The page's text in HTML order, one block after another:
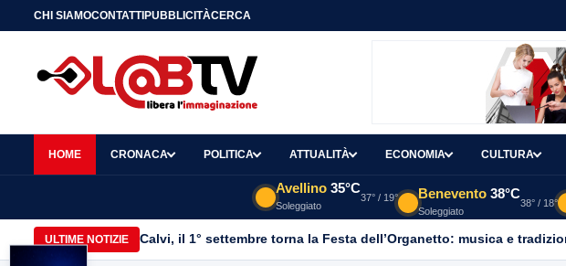
CHI SIAMOCONTATTIPUBBLICITÀCERCA
HOME CRONACA POLITICA ATTUALITÀ ECONOMIA CULTURA
Avellino 35°C
Soleggiato
37° / 19° Benevento 38°C
Soleggiato
38° / 18°
ULTIME NOTIZIE Calvi, il 1° settembre torna la Festa dell’Organetto: musica e